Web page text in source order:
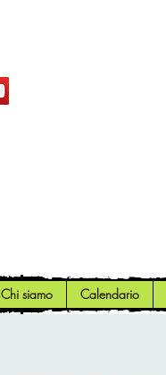
Chi siamo Calendario